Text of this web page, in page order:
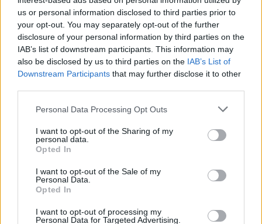
us or personal information disclosed to third parties prior to
your opt-out. You may separately opt-out of the further
disclosure of your personal information by third parties on the
IAB’s list of downstream participants. This information may
also be disclosed by us to third parties on the IAB’s List of
Downstream Participants that may further disclose it to other
Personal Data Processing Opt Outs
I want to opt-out of the Sharing of my
personal data.
Opted In
I want to opt-out of the Sale of my
Personal Data.
Opted In
I want to opt-out of processing my
Personal Data for Targeted Advertising.